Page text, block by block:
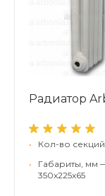
Радиатор
•
Кол-во
•
Габариты, мм
350x225x65